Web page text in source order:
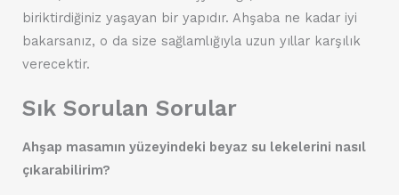
biriktirdiğiniz yaşayan bir yapıdır. Ahşaba ne kadar iyi
bakarsanız, o da size sağlamlığıyla uzun yıllar karşılık
verecektir.
Sık Sorulan Sorular
Ahşap masamın yüzeyindeki beyaz su lekelerini nasıl
çıkarabilirim?